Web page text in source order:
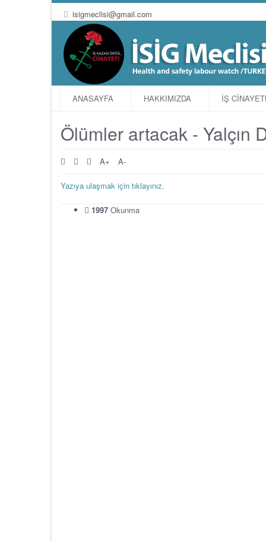
isigmeclisi@gmail.com
ANASAYFA HAKKIMIZDA İŞ
Ölümler artacak - Yalçın
A+ A-
Yazıya ulaşmak için tıklayınız.
1997 Okunma